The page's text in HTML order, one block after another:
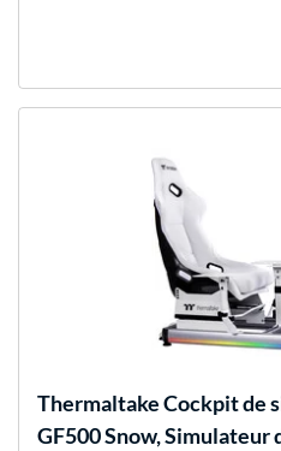
ThermaltakeCockpit de
GF500 Snow, Simulateur